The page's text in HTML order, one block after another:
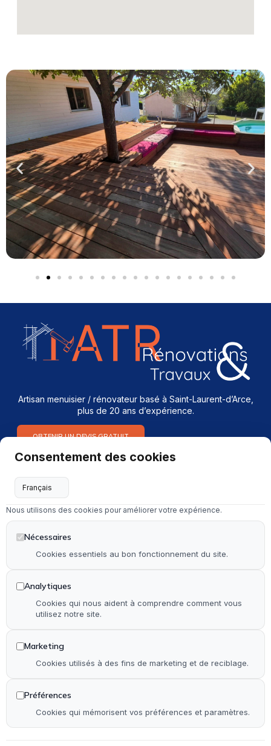
Artisan menuisier / rénovateur basé à Saint-Laurent-d’Arce,
plus de 20 ans d’expérience.
OBTENIR UN DEVIS GRATUIT
Services
Menuiserie intérieure & extérieure
Dépannage en serrurerie et vitrerie
Installation & rénovation de salle de bain
Installation & rénovation de cuisine
Pose de terrasse & contour de piscine en bois
Pose de parquet (stratifié, PVC et bois)
Autre
Accueil
Qui suis-je ?
Consentement des cookies
Nous utilisons des cookies pour améliorer votre expérience.
Nécessaires
Cookies essentiels au bon fonctionnement du site.
Analytiques
Cookies qui nous aident à comprendre comment vous
utilisez notre site.
Marketing
Cookies utilisés à des fins de marketing et de reciblage.
Préférences
Cookies qui mémorisent vos préférences et paramètres.